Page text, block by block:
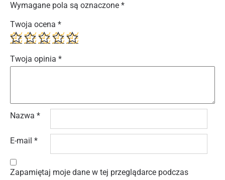
Wymagane pola są oznaczone *
Twoja ocena *
Twoja opinia *
Nazwa *
E-mail *
Zapamiętaj moje dane w tej przeglądarce podczas